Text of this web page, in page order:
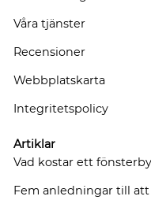
Våra tjänster
Recensioner
Webbplatskarta
Integritetspolicy
Artiklar
Vad kostar ett
Fem anledningar till